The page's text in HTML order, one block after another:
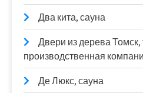
Два кита, сауна
Двери из дерева Томск,
производственная
Де Люкс, сауна